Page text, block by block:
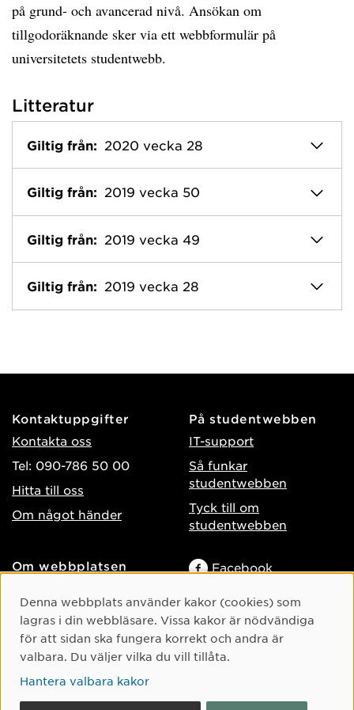
på grund- och avancerad nivå. Ansökan om
tillgodoräknande sker via ett webbformulär på
universitetets studentwebb.
Litteratur
Giltig från: 2020 vecka 28
Giltig från: 2019 vecka 50
Giltig från: 2019 vecka 49
Giltig från: 2019 vecka 28
Kontaktuppgifter
Kontakta oss
Tel: 090-786 50 00
Hitta till oss
Om något händer
På studentwebben
IT-support
Så funkar
studentwebben
Tyck till om
studentwebben
Om webbplatsen
Behandling av
personuppgifter
Hantera kakor
Facebook
TikTok
Youtube
Cookie-samtycke
Denna webbplats använder kakor (cookies) som
lagras i din webbläsare. Vissa kakor är nödvändiga
för att sidan ska fungera korrekt och andra är
valbara. Du väljer vilka du vill tillåta.
Hantera valbara kakor